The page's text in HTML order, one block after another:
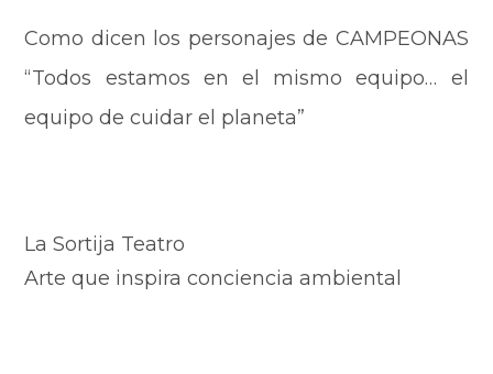
Como dicen los personajes de CAMPEONAS
“Todos estamos en el mismo equipo… el
equipo de cuidar el planeta”
La Sortija Teatro
Arte que inspira conciencia ambiental